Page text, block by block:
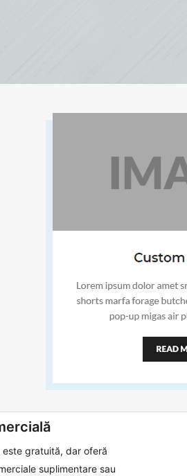
este gratuită, dar oferă
suplimentare sau